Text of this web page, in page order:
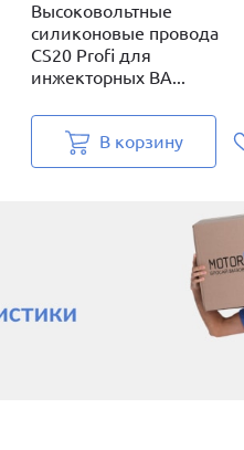
Высоковольтные
силиконовые провода
CS20 Profi для
инжекторных ВА...
В корзину